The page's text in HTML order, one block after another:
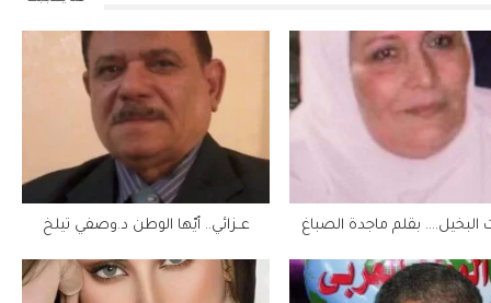
البخيل…. بقلم ماجدة الصباغ عــزائي.. أيّها الوطن د.وصفي تيلخ